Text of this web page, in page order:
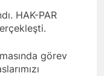
Heyeti
ENKS ile
Hewler’de
ile görüştü
HAK-PAR
görev